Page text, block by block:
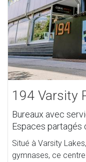
194 Varsity
Bureaux avec
Espaces partagés
Situé à Varsity
gymnases, ce